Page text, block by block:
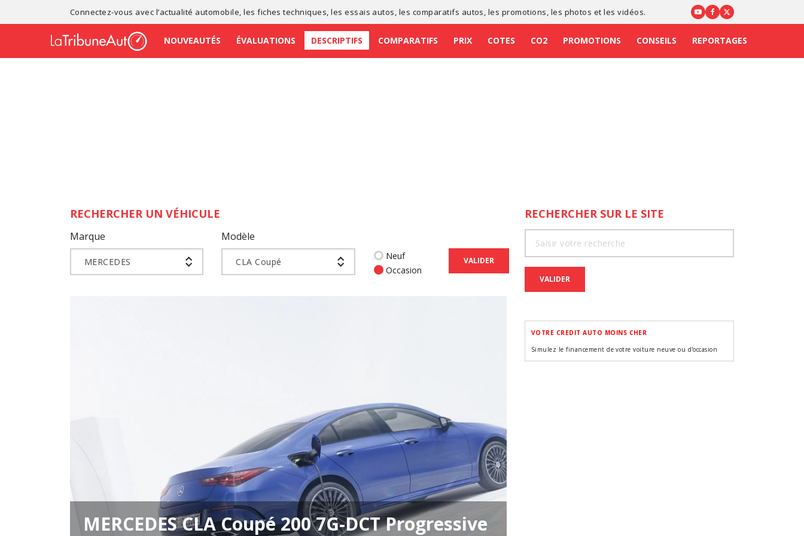
Connectez-vous avec l’actualité automobile , lesfiches techniques , lesessais autos , les comparatifs autos , les promotions , les photos et les vidéos.
NOUVEAUTÉS ÉVALUATIONS DESCRIPTIFS COMPARATIFS PRIX COTES CO2 PROMOTIONS CONSEILS REPORTAGES
RECHERCHER UN VÉHICULE
Marque
MERCEDES
Modèle
CLA Coupé
Neuf
Occasion
VALIDER
MERCEDES CLA Coupé 200 7G-DCT Progressive
RECHERCHER SUR LE SITE
VALIDER
VOTRE CREDIT AUTO MOINS CHER
Simulez le financement de votre voiture neuve ou d'occasion